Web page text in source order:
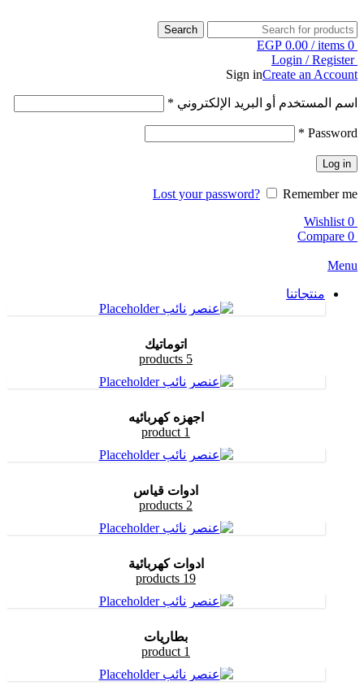
Search
0
items
/
EGP 0.00
Login / Register
Sign inCreate an Account
اسم المستخدم أو البريد الإلكتروني *
Password
*
Log in
Lost your password?
Remember me
0
Wishlist
0
Compare
Menu
منتجاتنا
اتوماتيك
5 products
اجهزه كهربائيه
1 product
ادوات قياس
2 products
ادوات كهربائية
19 products
بطاريات
1 product